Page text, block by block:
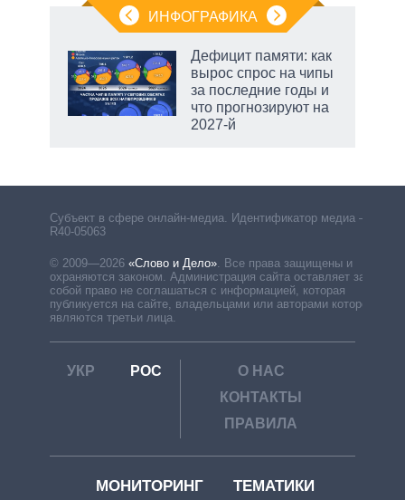
ИНФОГРАФИКА
Дефицит памяти: как
вырос спрос на чипы
за последние годы и
что прогнозируют на
2027-й
Субъект в сфере онлайн-медиа. Идентификатор медиа –
R40-05063
© 2009—2026 «Слово и Дело» Все права защищены и
охраняются законом. Администрация сайта оставляет за
собой право не соглашаться с информацией, которая
публикуется на сайте, владельцами или авторами которой
являются третьи лица.
УКР РОС
О НАС
КОНТАКТЫ
ПРАВИЛА
МОНИТОРИНГ ТЕМАТИКИ